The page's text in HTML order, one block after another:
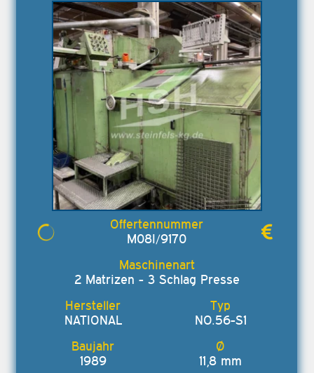
M08I/9170
2 Matrizen - 3 Schlag Presse
NATIONAL NO.56-S1
1989 11,8 mm